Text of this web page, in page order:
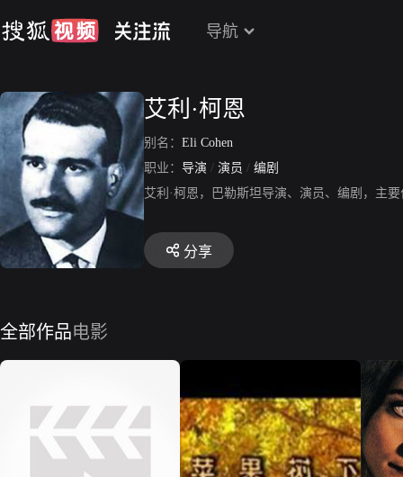
导航
艾利·柯恩
别名： Eli Cohen
职业： 导演 / 演员 / 编剧
艾利·柯恩，巴勒斯坦导演、演员、编剧，主
分享
全部作品电影